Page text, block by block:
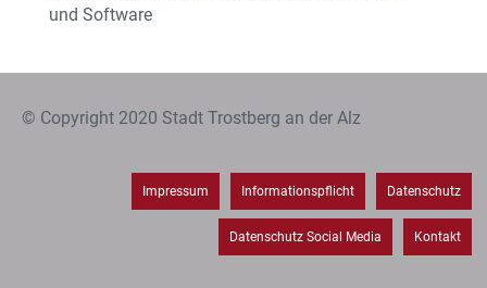
und Software
© Copyright 2020 Stadt Trostberg an der Alz
Impressum Informationspflicht Datenschutz
Datenschutz Social Media Kontakt